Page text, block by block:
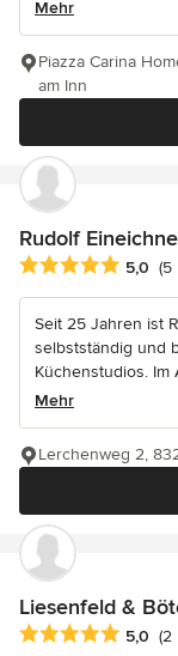
Mehr
Piazza Carina
am Inn
Rudolf
Durchschnittliche
5,0 (5
Seit 25 Jahren ist
selbstständig und
Küchenstudios. Im
Mehr
Lerchenweg 2,
Liesenfeld &
Durchschnittliche
5,0 (2